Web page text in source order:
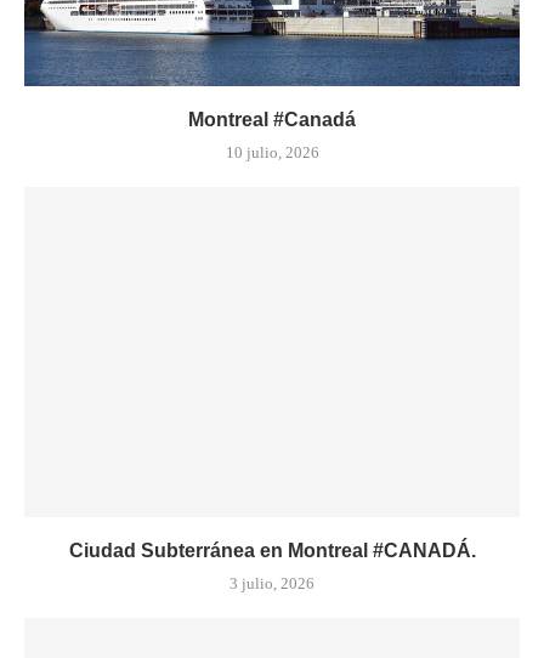
Montreal #Canadá
10 julio, 2026
Ciudad Subterránea en Montreal #CANADÁ.
3 julio, 2026